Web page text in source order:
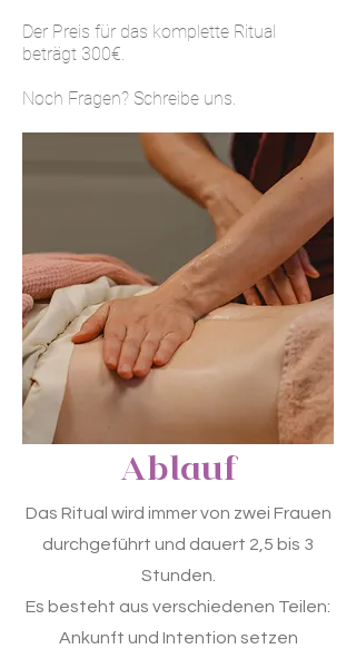
Der Preis für das komplette Ritual
beträgt 300€.
Noch Fragen? Schreibe uns.
Ablauf
Das Ritual wird immer von zwei Frauen
durchgeführt und dauert 2,5 bis 3
Stunden.
Es besteht aus verschiedenen Teilen:
Ankunft und Intention setzen